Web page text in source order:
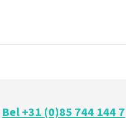
Bel +31 (0)85 744 144 7